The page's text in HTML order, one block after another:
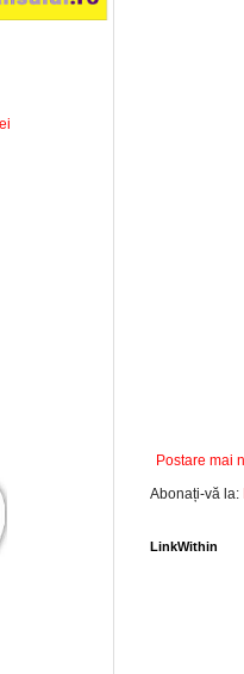
Postare mai
Abonați-vă la:
LinkWithin